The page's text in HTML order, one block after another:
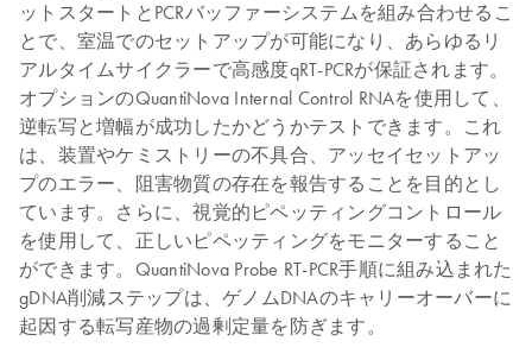
ットスタートとPCRバッファーシステムを組み合わせるこ
とで、室温でのセットアップが可能になり、あらゆるリ
アルタイムサイクラーで高感度qRT-PCRが保証されます。
オプションのQuantiNova Internal Control RNAを使用して、
逆転写と増幅が成功したかどうかテストできます。これ
は、装置やケミストリーの不具合、アッセイセットアッ
プのエラー、阻害物質の存在を報告することを目的とし
ています。さらに、視覚的ピペッティングコントロール
を使用して、正しいピペッティングをモニターすること
ができます。QuantiNova Probe RT-PCR手順に組み込まれた
gDNA削減ステップは、ゲノムDNAのキャリーオーバーに
起因する転写産物の過剰定量を防ぎます。